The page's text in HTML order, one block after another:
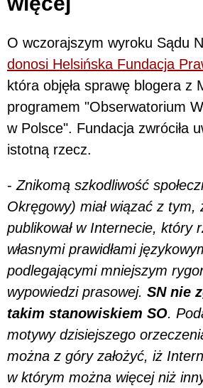
O wczorajszym wyroku Sądu
donosi Helsińska Fundacja
która objęła sprawę blogera z
programem "Obserwatorium
w Polsce". Fundacja zwróciła
istotną rzecz.
- Znikomą szkodliwość
Okręgowy) miał wiązać z tym,
publikował w Internecie, który
własnymi prawidłami
podlegającymi mniejszym
wypowiedzi prasowej. SN nie
takim stanowiskiem SO.
motywy dzisiejszego
można z góry założyć, iż
w którym można więcej niż